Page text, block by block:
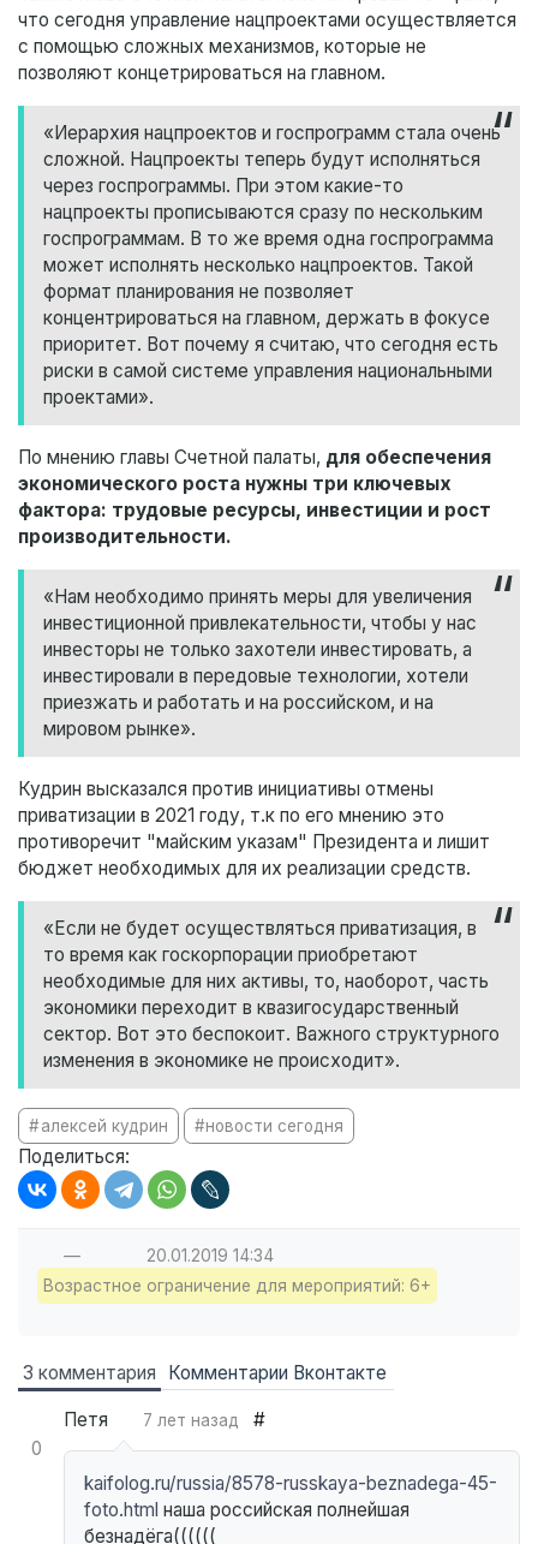
что сегодня управление нацпроектами осуществляется
с помощью сложных механизмов, которые не
позволяют концетрироваться на главном.
«Иерархия нацпроектов и госпрограмм стала очень
сложной. Нацпроекты теперь будут исполняться
через госпрограммы. При этом какие-то
нацпроекты прописываются сразу по нескольким
госпрограммам. В то же время одна госпрограмма
может исполнять несколько нацпроектов. Такой
формат планирования не позволяет
концентрироваться на главном, держать в фокусе
приоритет. Вот почему я считаю, что сегодня есть
риски в самой системе управления национальными
проектами».
По мнению главы Счетной палаты, для обеспечения
экономического роста нужны три ключевых
фактора: трудовые ресурсы, инвестиции и рост
производительности.
«Нам необходимо принять меры для увеличения
инвестиционной привлекательности, чтобы у нас
инвесторы не только захотели инвестировать, а
инвестировали в передовые технологии, хотели
приезжать и работать и на российском, и на
мировом рынке».
Кудрин высказался против инициативы отмены
приватизации в 2021 году, т.к по его мнению это
противоречит "майским указам" Президента и лишит
бюджет необходимых для их реализации средств.
«Если не будет осуществляться приватизация, в
то время как госкорпорации приобретают
необходимые для них активы, то, наоборот, часть
экономики переходит в квазигосударственный
сектор. Вот это беспокоит. Важного структурного
изменения в экономике не происходит».
алексей кудрин новости сегодня
Поделиться:
— 20.01.2019 14:34
Возрастное ограничение для мероприятий: 6+
3 комментария Комментарии Вконтакте
0
Петя 7 лет назад #
kaifolog.ru/russia/8578-russkaya-beznadega-45-
foto.html наша российская полнейшая
безнадёга((((((